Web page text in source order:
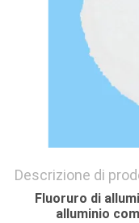
POLITICA
Descrizione di
Fluoruro di
alluminio